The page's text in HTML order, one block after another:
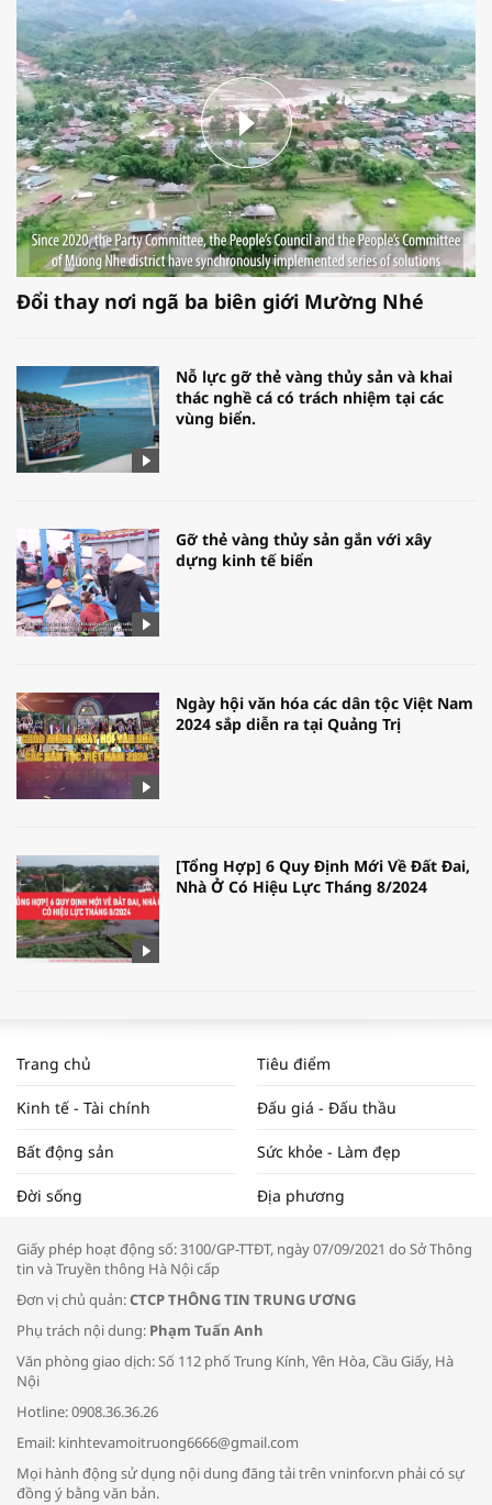
Đổi thay nơi ngã ba biên giới Mường Nhé
Nỗ lực gỡ thẻ vàng thủy sản và khai
thác nghề cá có trách nhiệm tại các
vùng biển.
Gỡ thẻ vàng thủy sản gắn với xây
dựng kinh tế biển
Ngày hội văn hóa các dân tộc Việt Nam
2024 sắp diễn ra tại Quảng Trị
[Tổng Hợp] 6 Quy Định Mới Về Đất Đai,
Nhà Ở Có Hiệu Lực Tháng 8/2024
NAM NĂM 2024 VÀ NĂM 2025 | NHỊP
ĐẬP THỊ TRƯỜNG #62
Tọa đàm “Xúc tiến thương mại: Khơi
Bác sĩ tư vấn cách phòng tránh bệnh
đường hô hấp trong thời tiết giao mùa
Trang chủ Tiêu điểm
Kinh tế - Tài chính Đấu giá - Đấu thầu
Bất động sản Sức khỏe - Làm đẹp
Đời sống Địa phương
Giấy phép hoạt động số: 3100/GP-TTĐT, ngày 07/09/2021 do Sở Thông
tin và Truyền thông Hà Nội cấp
Đơn vị chủ quản:CTCP THÔNG TIN TRUNG ƯƠNG
Phụ trách nội dung: Phạm Tuấn Anh
Văn phòng giao dịch: Số 112 phố Trung Kính, Yên Hòa, Cầu Giấy, Hà
Nội
Hotline: 0908.36.36.26
Email: kinhtevamoitruong6666@gmail.com
Mọi hành động sử dụng nội dung đăng tải trên vninfor.vn phải có sự
đồng ý bằng văn bản.